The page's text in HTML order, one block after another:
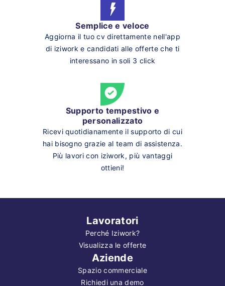
Semplice e veloce
Aggiorna il tuo cv direttamente nell'app
di iziwork e candidati alle offerte che ti
interessano in soli 3 click
Supporto tempestivo e
personalizzato
Ricevi quotidianamente il supporto di cui
hai bisogno grazie al team di assistenza.
Più lavori con iziwork, più vantaggi
ottieni!
Lavoratori
Perché Iziwork?
Visualizza le offerte
Aziende
Spazio commerciale
Richiedi una demo